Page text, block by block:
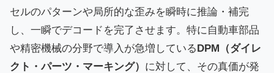
セルのパターンや局所的な歪みを瞬時に推論・補完
し、一瞬でデコードを完了させます。特に自動車部品
や精密機械の分野で導入が急増しているDPM（ダイレ
クト・パーツ・マーキング） に対して、その真価が発